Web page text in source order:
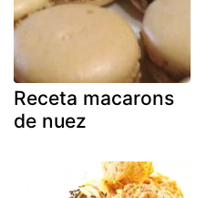
Receta macarons
de nuez